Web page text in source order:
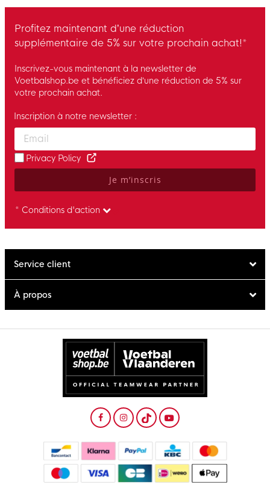
Profitez maintenant d’une réduction
supplémentaire de 5% sur votre prochain achat!*
Inscrivez-vous maintenant à la newsletter de
Voetbalshop.be et bénéficiez d’une réduction de 5% sur
votre prochain achat.
Enter your email and accept the privacy policy to subscribe to
Inscription à notre newsletter :
Privacy Policy
Je m’inscris
* Conditions d'action
Service client
À propos